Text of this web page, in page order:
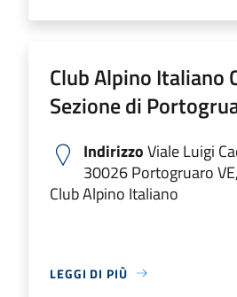
Club Alpino Italiano
Sezione di
IndirizzoViale Luigi
30026 Portogruaro
Club Alpino Italiano
LEGGI DI PIÙ